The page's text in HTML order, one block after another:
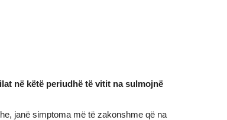
në këtë periudhë të vitit na sulmojnë
janë simptoma më të zakonshme që na